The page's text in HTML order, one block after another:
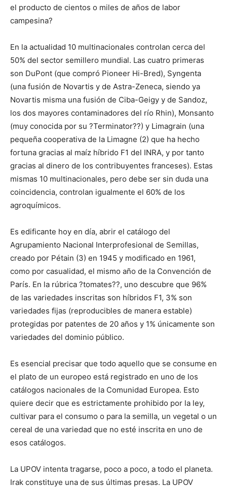
el producto de cientos o miles de años de labor
campesina?
En la actualidad 10 multinacionales controlan cerca del
50% del sector semillero mundial. Las cuatro primeras
son DuPont (que compró Pioneer Hi-Bred), Syngenta
(una fusión de Novartis y de Astra-Zeneca, siendo ya
Novartis misma una fusión de Ciba-Geigy y de Sandoz,
los dos mayores contaminadores del río Rhin), Monsanto
(muy conocida por su ?Terminator??) y Limagrain (una
pequeña cooperativa de la Limagne (2) que ha hecho
fortuna gracias al maíz híbrido F1 del INRA, y por tanto
gracias al dinero de los contribuyentes franceses). Estas
mismas 10 multinacionales, pero debe ser sin duda una
coincidencia, controlan igualmente el 60% de los
agroquímicos.
Es edificante hoy en día, abrir el catálogo del
Agrupamiento Nacional Interprofesional de Semillas,
creado por Pétain (3) en 1945 y modificado en 1961,
como por casualidad, el mismo año de la Convención de
París. En la rúbrica ?tomates??, uno descubre que 96%
de las variedades inscritas son híbridos F1, 3% son
variedades fijas (reproducibles de manera estable)
protegidas por patentes de 20 años y 1% únicamente son
variedades del dominio público.
Es esencial precisar que todo aquello que se consume en
el plato de un europeo está registrado en uno de los
catálogos nacionales de la Comunidad Europea. Esto
quiere decir que es estrictamente prohibido por la ley,
cultivar para el consumo o para la semilla, un vegetal o un
cereal de una variedad que no esté inscrita en uno de
esos catálogos.
La UPOV intenta tragarse, poco a poco, a todo el planeta.
Irak constituye una de sus últimas presas. La UPOV